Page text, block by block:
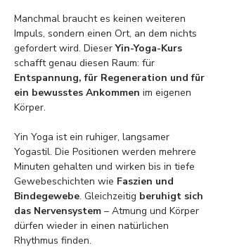
Manchmal braucht es keinen weiteren
Impuls, sondern einen Ort, an dem nichts
gefordert wird. Dieser Yin-Yoga-Kurs
schafft genau diesen Raum: für
Entspannung, für Regeneration und für
ein bewusstes Ankommen im eigenen
Körper.
Yin Yoga ist ein ruhiger, langsamer
Yogastil. Die Positionen werden mehrere
Minuten gehalten und wirken bis in tiefe
Gewebeschichten wie Faszien und
Bindegewebe. Gleichzeitig beruhigt sich
das Nervensystem – Atmung und Körper
dürfen wieder in einen natürlichen
Rhythmus finden.